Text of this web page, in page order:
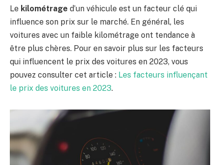
Le kilométrage d’un véhicule est un facteur clé qui
influence son prix sur le marché. En général, les
voitures avec un faible kilométrage ont tendance à
être plus chères. Pour en savoir plus sur les facteurs
qui influencent le prix des voitures en 2023, vous
pouvez consulter cet article : Les facteurs influençant
le prix des voitures en 2023.